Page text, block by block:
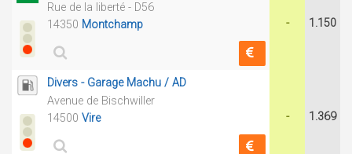
Rue de la liberté - D56
14350 Montchamp - 1.150
Divers - Garage Machu / AD
Avenue de Bischwiller
14500 Vire - 1.369